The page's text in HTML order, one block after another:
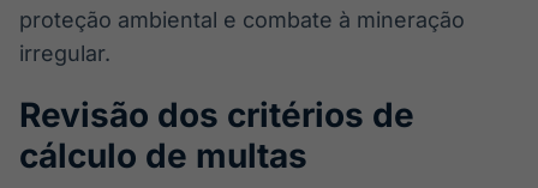
proteção ambiental e combate à mineração
irregular.
Revisão dos critérios de
cálculo de multas